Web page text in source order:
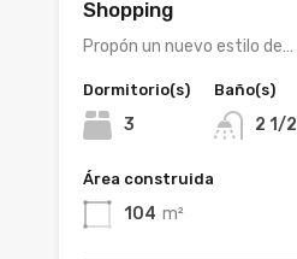
Shopping
Propón un nuevo estilo de…
Dormitorio(s)
3
Baño(s)
2 1/2
Área construida
104 m²